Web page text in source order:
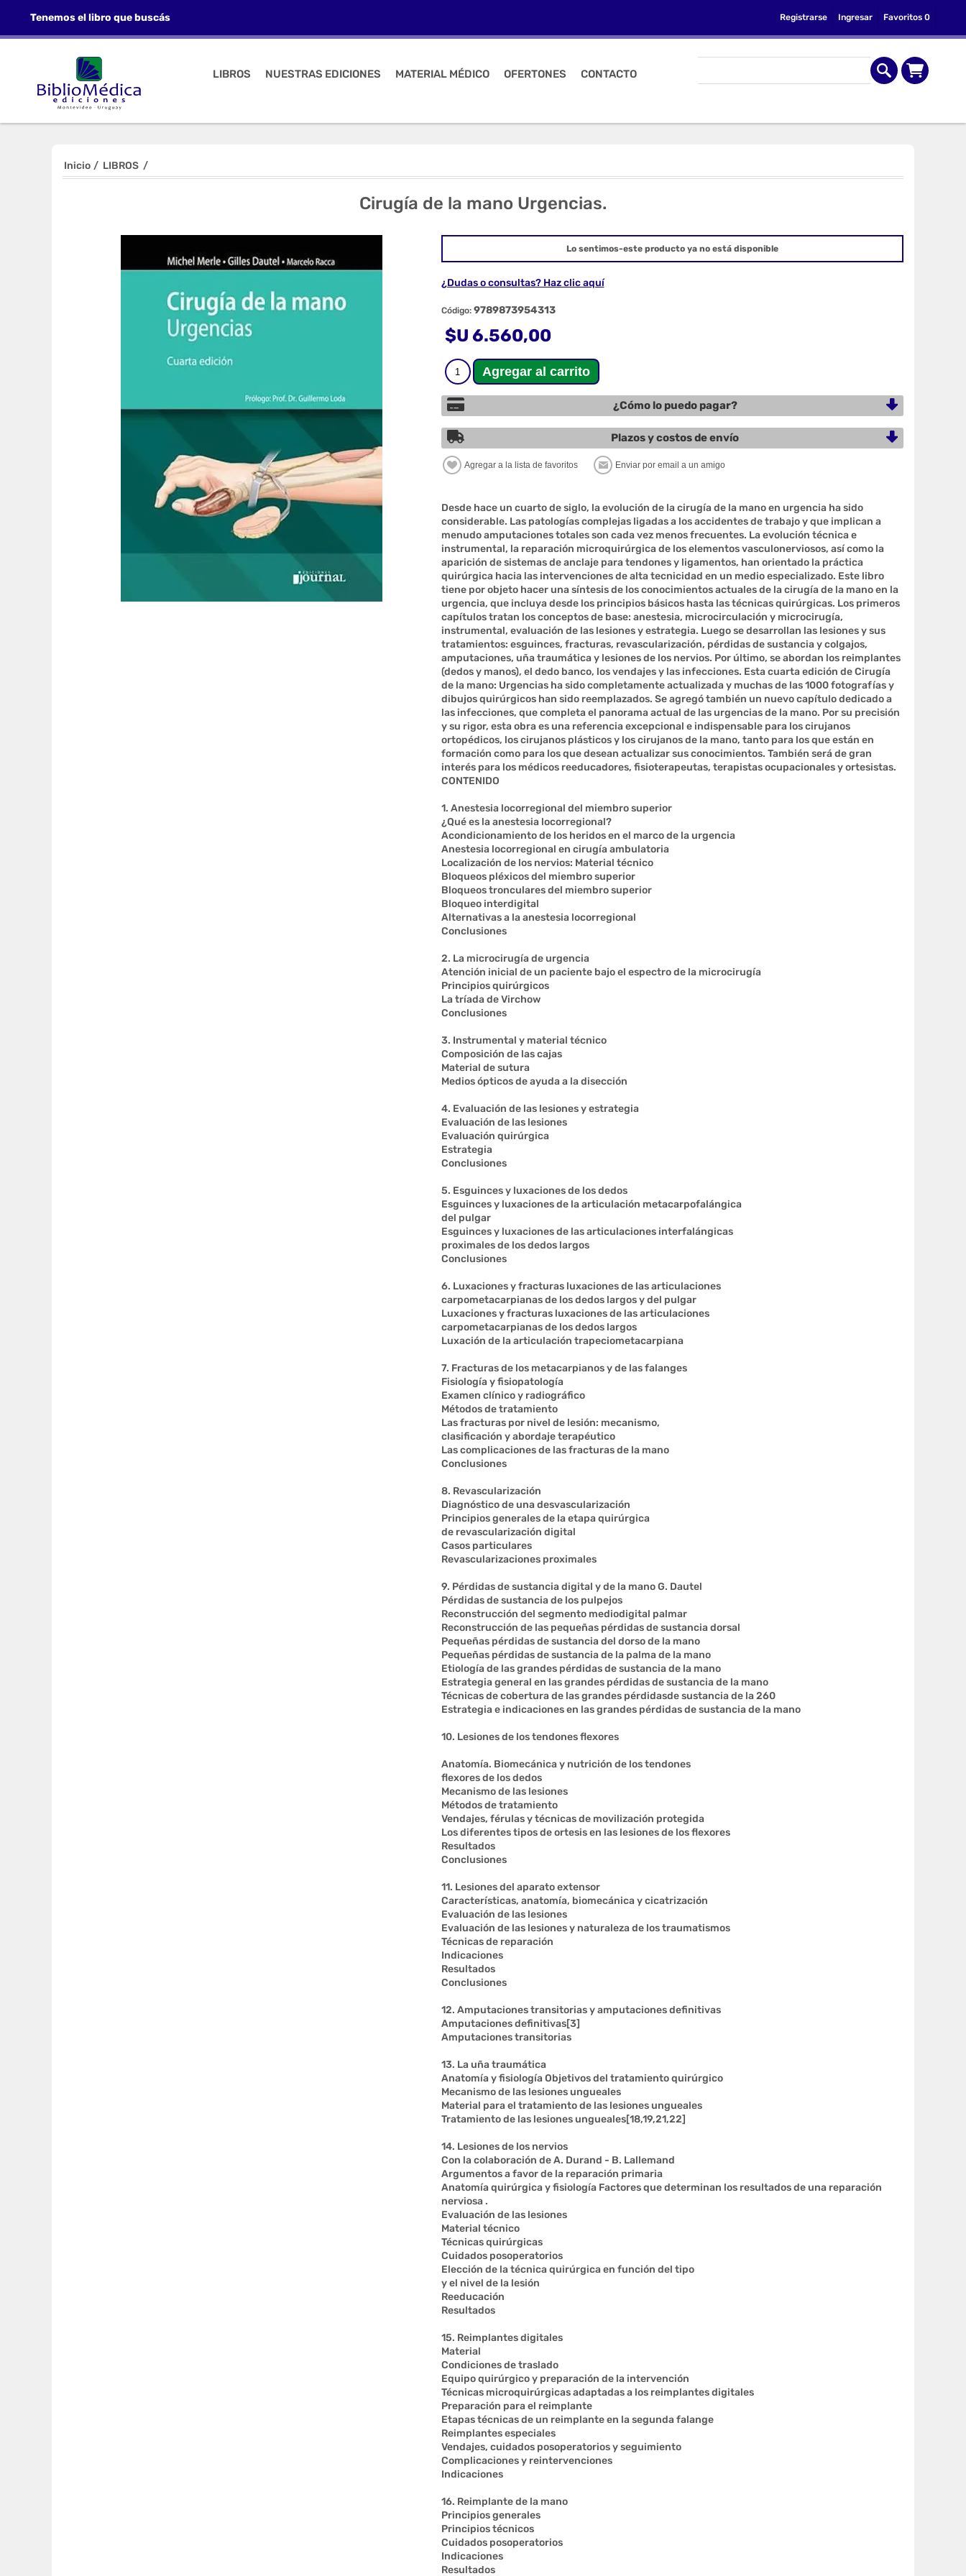
Registrarse Ingresar Favoritos 0
Tenemos el libro que buscás
LIBROS NUESTRAS EDICIONES MATERIAL MÉDICO OFERTONES CONTACTO
Inicio / LIBROS /
Cirugía de la mano Urgencias.
Lo sentimos-este producto ya no está disponible
¿Dudas o consultas? Haz clic aquí
Código: 9789873954313
$U 6.560,00
¿Cómo lo puedo pagar?
Plazos y costos de envío
Desde hace un cuarto de siglo, la evolución de la cirugía de la mano en urgencia ha sido
considerable. Las patologías complejas ligadas a los accidentes de trabajo y que implican a
menudo amputaciones totales son cada vez menos frecuentes. La evolución técnica e
instrumental, la reparación microquirúrgica de los elementos vasculonerviosos, así como la
aparición de sistemas de anclaje para tendones y ligamentos, han orientado la práctica
quirúrgica hacia las intervenciones de alta tecnicidad en un medio especializado. Este libro
tiene por objeto hacer una síntesis de los conocimientos actuales de la cirugía de la mano en la
urgencia, que incluya desde los principios básicos hasta las técnicas quirúrgicas. Los primeros
capítulos tratan los conceptos de base: anestesia, microcirculación y microcirugía,
instrumental, evaluación de las lesiones y estrategia. Luego se desarrollan las lesiones y sus
tratamientos: esguinces, fracturas, revascularización, pérdidas de sustancia y colgajos,
amputaciones, uña traumática y lesiones de los nervios. Por último, se abordan los reimplantes
(dedos y manos), el dedo banco, los vendajes y las infecciones. Esta cuarta edición de Cirugía
de la mano: Urgencias ha sido completamente actualizada y muchas de las 1000 fotografías y
dibujos quirúrgicos han sido reemplazados. Se agregó también un nuevo capítulo dedicado a
las infecciones, que completa el panorama actual de las urgencias de la mano. Por su precisión
y su rigor, esta obra es una referencia excepcional e indispensable para los cirujanos
ortopédicos, los cirujanos plásticos y los cirujanos de la mano, tanto para los que están en
formación como para los que desean actualizar sus conocimientos. También será de gran
interés para los médicos reeducadores, fisioterapeutas, terapistas ocupacionales y ortesistas.
CONTENIDO
1. Anestesia locorregional del miembro superior
¿Qué es la anestesia locorregional?
Acondicionamiento de los heridos en el marco de la urgencia
Anestesia locorregional en cirugía ambulatoria
Localización de los nervios: Material técnico
Bloqueos pléxicos del miembro superior
Bloqueos tronculares del miembro superior
Bloqueo interdigital
Alternativas a la anestesia locorregional
Conclusiones
2. La microcirugía de urgencia
Atención inicial de un paciente bajo el espectro de la microcirugía
Principios quirúrgicos
La tríada de Virchow
Conclusiones
3. Instrumental y material técnico
Composición de las cajas
Material de sutura
Medios ópticos de ayuda a la disección
4. Evaluación de las lesiones y estrategia
Evaluación de las lesiones
Evaluación quirúrgica
Estrategia
Conclusiones
5. Esguinces y luxaciones de los dedos
Esguinces y luxaciones de la articulación metacarpofalángica
del pulgar
Esguinces y luxaciones de las articulaciones interfalángicas
proximales de los dedos largos
Conclusiones
6. Luxaciones y fracturas luxaciones de las articulaciones
carpometacarpianas de los dedos largos y del pulgar
Luxaciones y fracturas luxaciones de las articulaciones
carpometacarpianas de los dedos largos
Luxación de la articulación trapeciometacarpiana
7. Fracturas de los metacarpianos y de las falanges
Fisiología y fisiopatología
Examen clínico y radiográfico
Métodos de tratamiento
Las fracturas por nivel de lesión: mecanismo,
clasificación y abordaje terapéutico
Las complicaciones de las fracturas de la mano
Conclusiones
8. Revascularización
Diagnóstico de una desvascularización
Principios generales de la etapa quirúrgica
de revascularización digital
Casos particulares
Revascularizaciones proximales
9. Pérdidas de sustancia digital y de la mano G. Dautel
Pérdidas de sustancia de los pulpejos
Reconstrucción del segmento mediodigital palmar
Reconstrucción de las pequeñas pérdidas de sustancia dorsal
Pequeñas pérdidas de sustancia del dorso de la mano
Pequeñas pérdidas de sustancia de la palma de la mano
Etiología de las grandes pérdidas de sustancia de la mano
Estrategia general en las grandes pérdidas de sustancia de la mano
Técnicas de cobertura de las grandes pérdidasde sustancia de la 260
Estrategia e indicaciones en las grandes pérdidas de sustancia de la mano
10. Lesiones de los tendones flexores
Anatomía. Biomecánica y nutrición de los tendones
flexores de los dedos
Mecanismo de las lesiones
Métodos de tratamiento
Vendajes, férulas y técnicas de movilización protegida
Los diferentes tipos de ortesis en las lesiones de los flexores
Resultados
Conclusiones
11. Lesiones del aparato extensor
Características, anatomía, biomecánica y cicatrización
Evaluación de las lesiones
Evaluación de las lesiones y naturaleza de los traumatismos
Técnicas de reparación
Indicaciones
Resultados
Conclusiones
12. Amputaciones transitorias y amputaciones definitivas
Amputaciones definitivas[3]
Amputaciones transitorias
13. La uña traumática
Anatomía y fisiología Objetivos del tratamiento quirúrgico
Mecanismo de las lesiones ungueales
Material para el tratamiento de las lesiones ungueales
Tratamiento de las lesiones ungueales[18,19,21,22]
14. Lesiones de los nervios
Con la colaboración de A. Durand - B. Lallemand
Argumentos a favor de la reparación primaria
Anatomía quirúrgica y fisiología Factores que determinan los resultados de una reparación
nerviosa .
Evaluación de las lesiones
Material técnico
Técnicas quirúrgicas
Cuidados posoperatorios
Elección de la técnica quirúrgica en función del tipo
y el nivel de la lesión
Reeducación
Resultados
15. Reimplantes digitales
Material
Condiciones de traslado
Equipo quirúrgico y preparación de la intervención
Técnicas microquirúrgicas adaptadas a los reimplantes digitales
Preparación para el reimplante
Etapas técnicas de un reimplante en la segunda falange
Reimplantes especiales
Vendajes, cuidados posoperatorios y seguimiento
Complicaciones y reintervenciones
Indicaciones
16. Reimplante de la mano
Principios generales
Principios técnicos
Cuidados posoperatorios
Indicaciones
Resultados